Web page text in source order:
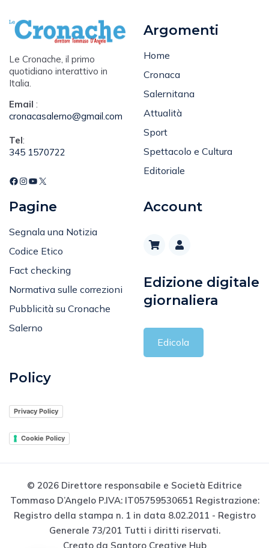
Le Cronache, il primo
quotidiano interattivo in
Italia.
Email :
cronacasalerno@gmail.com
Tel:
345 1570722
Argomenti
Home
Cronaca
Salernitana
Attualità
Sport
Spettacolo e Cultura
Editoriale
Pagine
Segnala una Notizia
Codice Etico
Fact checking
Normativa sulle correzioni
Pubblicità su Cronache
Salerno
Account
Edizione digitale
giornaliera
Edicola
Policy
Privacy Policy
Cookie Policy
© 2026 Direttore responsabile e Società Editrice
Tommaso D’Angelo P.IVA: IT05759530651 Registrazione:
Registro della stampa n. 1 in data 8.02.2011 - Registro
Generale 73/201 Tutti i diritti riservati.
Creato da Santoro Creative Hub